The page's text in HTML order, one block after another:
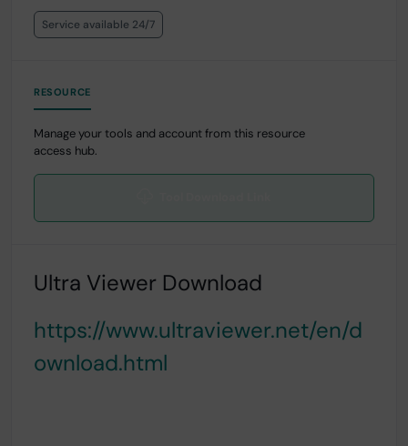
Service available 24/7
RESOURCE
Manage your tools and account from this resource
access hub.
Ultra Viewer Download
https://www.ultraviewer.net/en/d
ownload.html